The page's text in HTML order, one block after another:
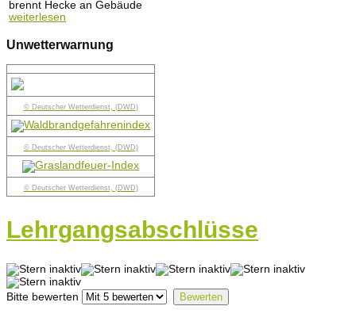
brennt Hecke an Gebäude
weiterlesen
Unwetterwarnung
© Deutscher Wetterdienst, (DWD)
© Deutscher Wetterdienst, (DWD)
© Deutscher Wetterdienst, (DWD)
Lehrgangsabschlüsse
Bitte bewerten